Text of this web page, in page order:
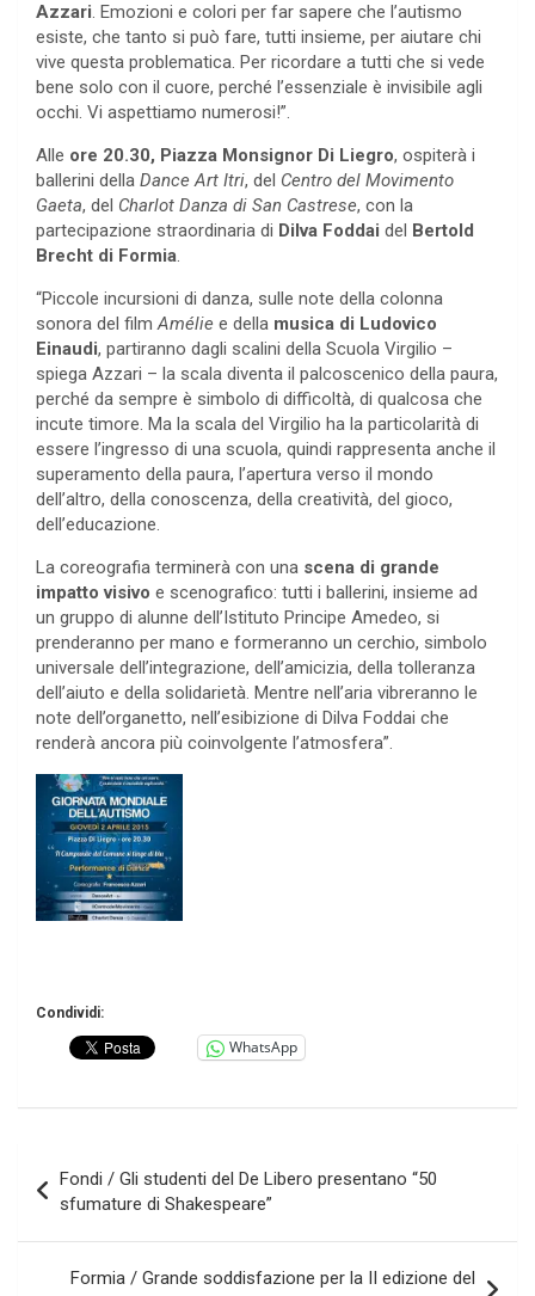
Azzari. Emozioni e colori per far sapere che l’autismo
esiste, che tanto si può fare, tutti insieme, per aiutare chi
vive questa problematica. Per ricordare a tutti che si vede
bene solo con il cuore, perché l’essenziale è invisibile agli
occhi. Vi aspettiamo numerosi!”.
Alle ore 20.30, Piazza Monsignor Di Liegro, ospiterà i
ballerini della Dance Art Itri, del Centro del Movimento
Gaeta, del Charlot Danza di San Castrese, con la
partecipazione straordinaria di Dilva Foddai del Bertold
Brecht di Formia.
“Piccole incursioni di danza, sulle note della colonna
sonora del filmAmélie e della musica di Ludovico
Einaudi, partiranno dagli scalini della Scuola Virgilio –
spiega Azzari – la scala diventa il palcoscenico della paura,
perché da sempre è simbolo di difficoltà, di qualcosa che
incute timore. Ma la scala del Virgilio ha la particolarità di
essere l’ingresso di una scuola, quindi rappresenta anche il
superamento della paura, l’apertura verso il mondo
dell’altro, della conoscenza, della creatività, del gioco,
dell’educazione.
La coreografia terminerà con una scena di grande
impatto visivo e scenografico: tutti i ballerini, insieme ad
un gruppo di alunne dell’Istituto Principe Amedeo, si
prenderanno per mano e formeranno un cerchio, simbolo
universale dell’integrazione, dell’amicizia, della tolleranza
dell’aiuto e della solidarietà. Mentre nell’aria vibreranno le
note dell’organetto, nell’esibizione di Dilva Foddai che
renderà ancora più coinvolgente l’atmosfera”.
Condividi:
WhatsApp
articoli
Fondi / Gli studenti del De Libero presentano “50
sfumature di Shakespeare”
Formia / Grande soddisfazione per la II edizione del